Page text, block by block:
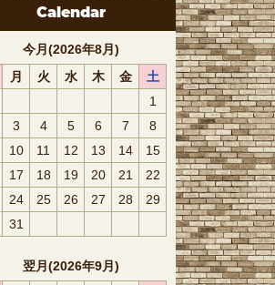
Calendar
今月(2026年8月)
月 火 水 木 金
土
1
3 4 5 6 7
8
10 11 12 13 14
15
17 18 19 20 21
22
24 25 26 27 28
29
31
翌月(2026年9月)